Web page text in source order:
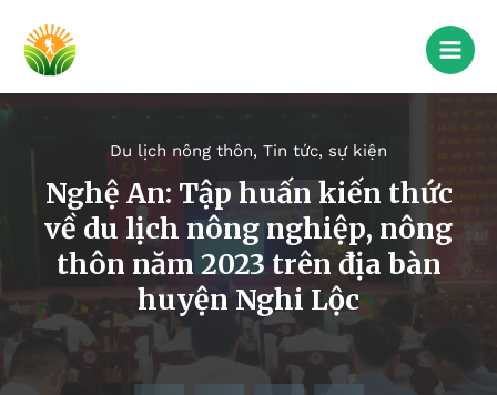
Du lịch nông thôn, Tin tức, sự kiện
Nghệ An: Tập huấn kiến thức
về du lịch nông nghiệp, nông
thôn năm 2023 trên địa bàn
huyện Nghi Lộc